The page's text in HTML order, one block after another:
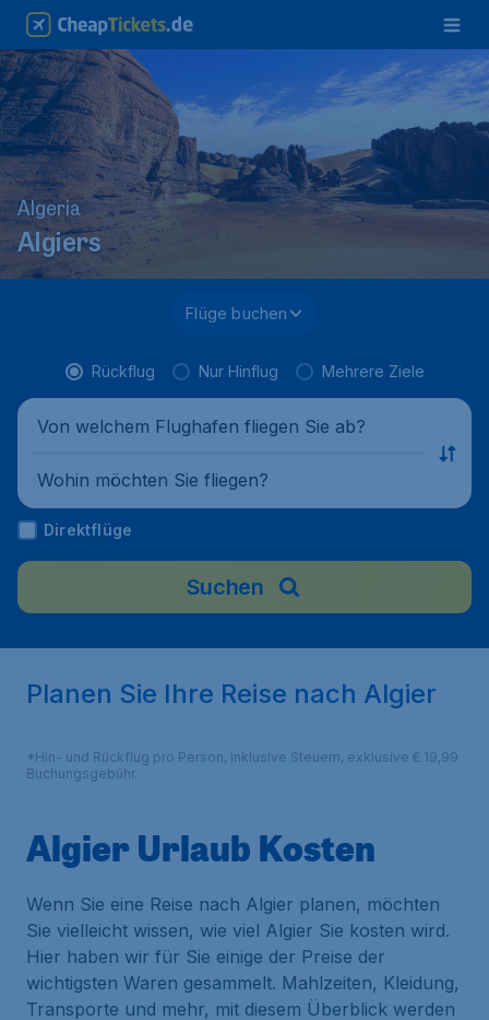
Algeria
Algiers
Flüge buchen
Rückflug Nur Hinflug Mehrere Ziele
Von welchem Flughafen fliegen Sie ab?
Wohin möchten Sie fliegen?
Direktflüge
Suchen
Planen Sie Ihre Reise nach Algier
*Hin- und Rückflug pro Person, inklusive Steuern, exklusive € 19,99
Buchungsgebühr.
Algier Urlaub Kosten
Wenn Sie eine Reise nach Algier planen, möchten
Sie vielleicht wissen, wie viel Algier Sie kosten wird.
Hier haben wir für Sie einige der Preise der
wichtigsten Waren gesammelt. Mahlzeiten, Kleidung,
Transporte und mehr, mit diesem Überblick werden